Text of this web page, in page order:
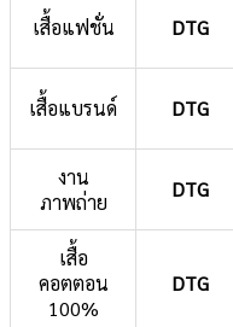
เสื้อแฟชั่น DTG
เสื้อแบรนด์ DTG
งาน
ภาพถ่าย
DTG
เสื้อ
คอตตอน
100%
DTG